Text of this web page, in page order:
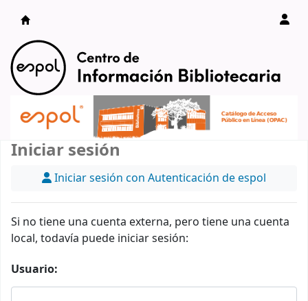
Catálogo en línea
Iniciar sesión
Iniciar sesión con Autenticación de espol
Si no tiene una cuenta externa, pero tiene una cuenta
local, todavía puede iniciar sesión:
Usuario: